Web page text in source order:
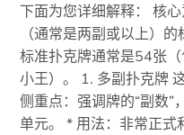
下面为您详细解释： 核
（通常是两副或以上）
标准扑克牌通常是54张
小王）。 1. 多副扑克牌
侧重点：强调牌的“副数
单元。 * 用法：非常正式